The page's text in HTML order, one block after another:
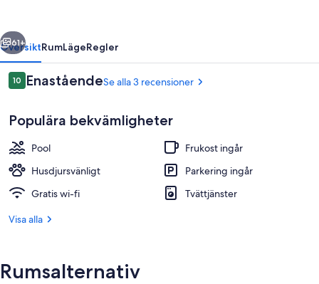
Exteriör
Nästa
61+
ÖversiktRumLägeRegler
Recensioner
1010 av 10,
EnaståendeSe alla 3 recensioner
Populära bekvämligheter
Pool
Frukost ingår
Husdjursvänligt
Parkering ingår
Gratis wi-fi
Tvättjänster
Visa alla
Rumsalternativ